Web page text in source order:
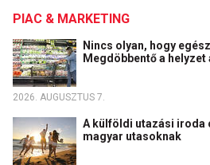
PIAC & MARKETING
Nincs olyan, hogy
Megdöbbentő a
2026. AUGUSZTUS 7.
A külföldi utazási iroda
magyar utasoknak